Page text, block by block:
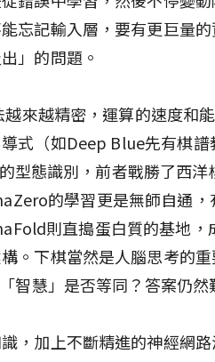
忘記輸入層，要有更巨量
」的問題。
來越精密，運算的速度和
式（如Deep Blue先有棋譜
型態識別，前者戰勝了西洋
的學習更是無師自通，
則直搗蛋白質的基地，
。下棋當然是人腦思考的
智慧」是否等同？答案仍然
，加上不斷精進的神經網